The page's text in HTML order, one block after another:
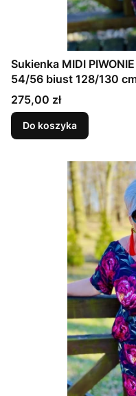
Sukienka MIDI
54/56 biust 128/130
kieszeniami
Cena
275,00 zł
Do koszyka